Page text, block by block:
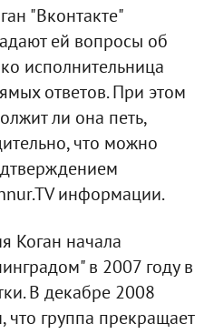
"Вконтакте"
ей вопросы об
исполнительница
ответов. При этом
ли она петь,
что можно
информации.
Коган начала
в 2007 году в
В декабре 2008
группа прекращает